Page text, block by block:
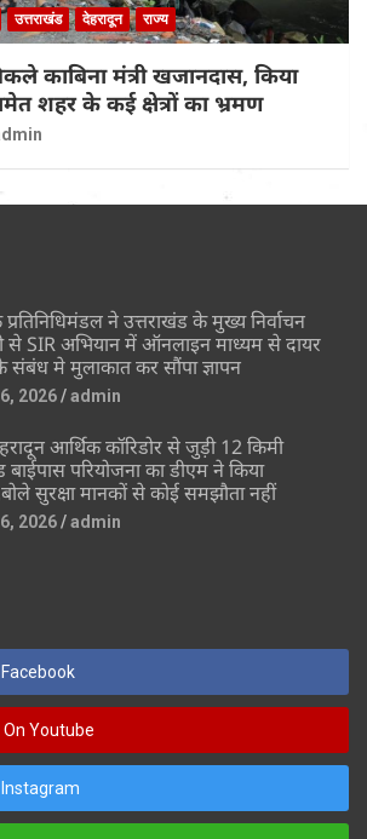
उत्तराखंड देहरादून राज्य
काबिना मंत्री खजानदास, किया
शहर के कई क्षेत्रों का भ्रमण
ने उत्तराखंड के मुख्य निर्वाचन
से SIR अभियान में ऑनलाइन माध्यम से दायर
संबंध मे मुलाकात कर सौंपा ज्ञापन
2026 admin
आर्थिक कॉरिडोर से जुड़ी 12 किमी
बाईपास परियोजना का डीएम ने किया
सुरक्षा मानकों से कोई समझौता नहीं
2026 admin
Youtube
Instagram